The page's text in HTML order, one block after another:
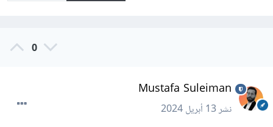
0
Mustafa Suleiman
نشر13 أبريل 2024